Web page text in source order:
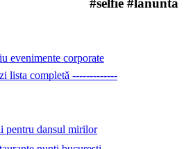
#selfie #lanunta
lista completă -------------